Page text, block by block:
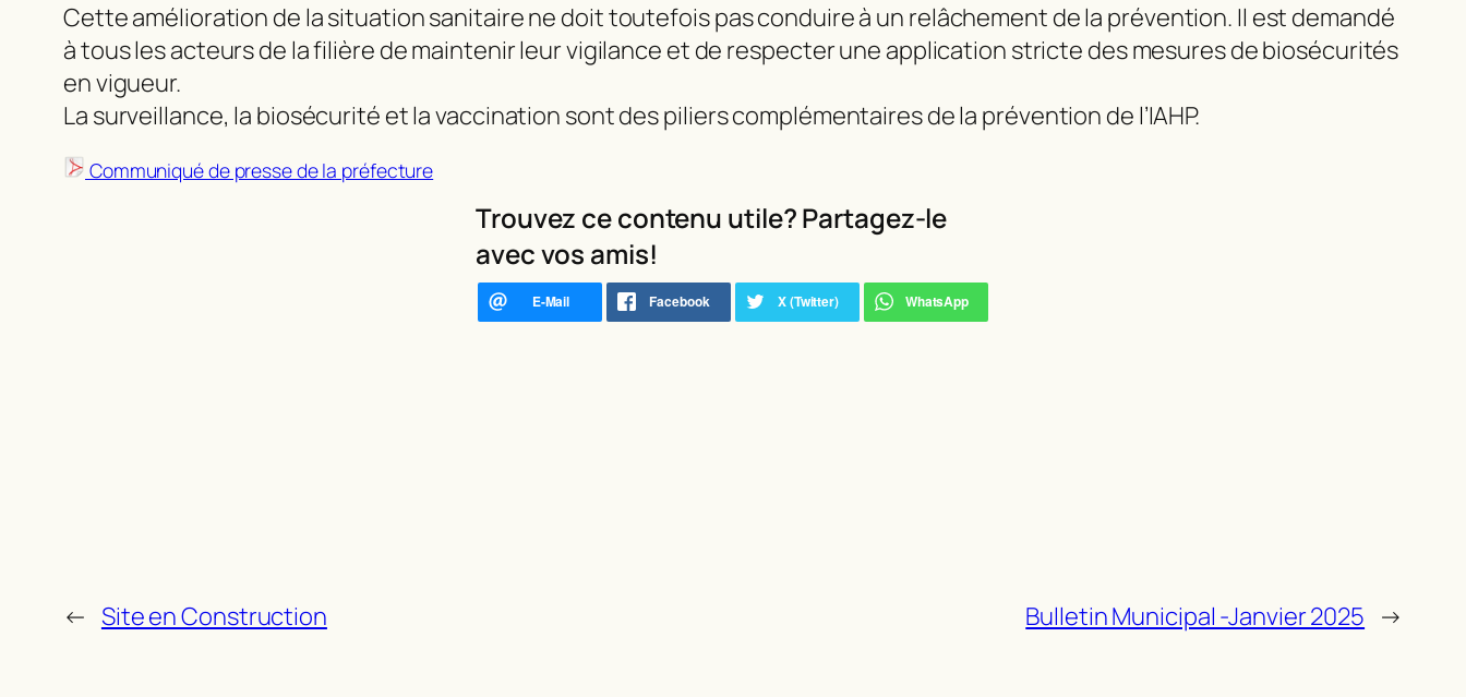
Cette amélioration de la situation sanitaire ne doit toutefois pas conduire à un relâchement de la prévention. Il est demandé
à tous les acteurs de la filière de maintenir leur vigilance et de respecter une application stricte des mesures de biosécurités
en vigueur.
La surveillance, la biosécurité et la vaccination sont des piliers complémentaires de la prévention de l’IAHP.
Communiqué de presse de la préfecture
Trouvez ce contenu utile? Partagez-le
avec vos amis!
← Site en Construction Bulletin Municipal -Janvier 2025 →